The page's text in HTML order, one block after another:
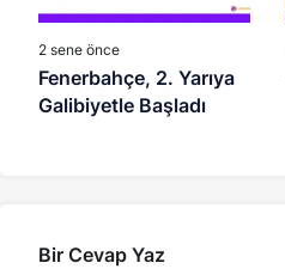
2 sene önce
Fenerbahçe, 2. Yarıya
Galibiyetle Başladı
Bir Cevap Yaz